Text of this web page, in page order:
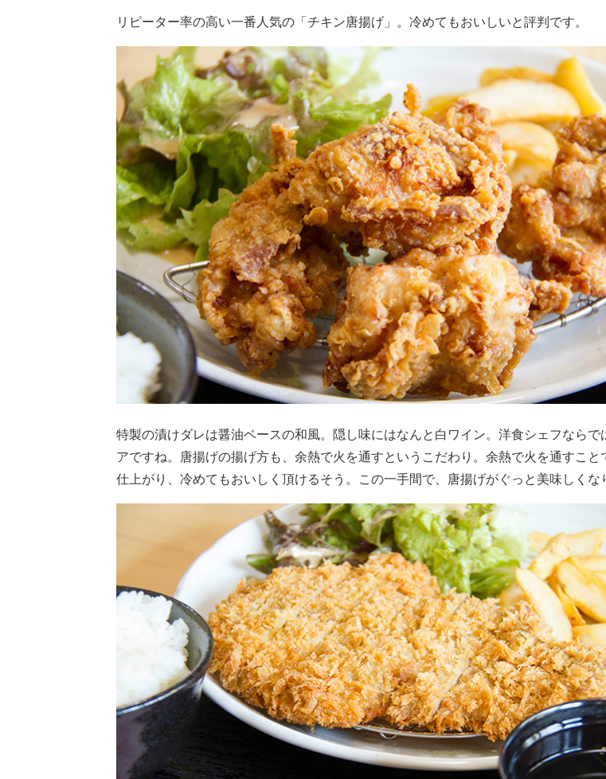
リピーター率の高い一番人気の「チキン唐揚げ」。冷めてもおいしいと評判です。
特製の漬けダレは醤油ベースの和風。隠し味にはなんと白ワイン。洋食シェフならで
アですね。唐揚げの揚げ方も、余熱で火を通すというこだわり。余熱で火を通すこと
仕上がり、冷めてもおいしく頂けるそう。この一手間で、唐揚げがぐっと美味しくな